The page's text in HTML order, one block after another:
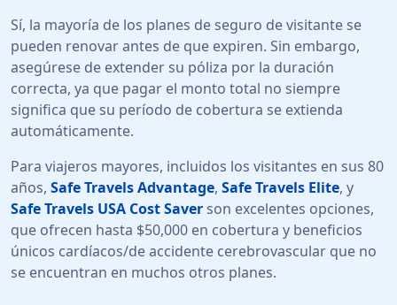
Sí, la mayoría de los planes de seguro de visitante se
pueden renovar antes de que expiren. Sin embargo,
asegúrese de extender su póliza por la duración
correcta, ya que pagar el monto total no siempre
significa que su período de cobertura se extienda
automáticamente.
Para viajeros mayores, incluidos los visitantes en sus 80
años, Safe Travels Advantage, Safe Travels Elite, y
Safe Travels USA Cost Saver son excelentes opciones,
que ofrecen hasta $50,000 en cobertura y beneficios
únicos cardíacos/de accidente cerebrovascular que no
se encuentran en muchos otros planes.